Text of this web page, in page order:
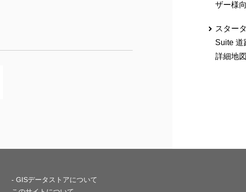
ザー様
スター
Suite 道
詳細地
- GISデータストアについて